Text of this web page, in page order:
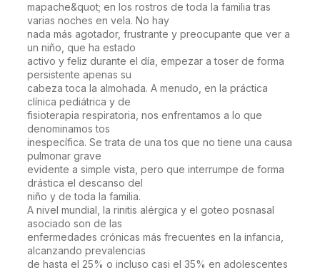
mapache&quot; en los rostros de toda la familia tras
varias noches en vela. No hay
nada más agotador, frustrante y preocupante que ver a
un niño, que ha estado
activo y feliz durante el día, empezar a toser de forma
persistente apenas su
cabeza toca la almohada. A menudo, en la práctica
clínica pediátrica y de
fisioterapia respiratoria, nos enfrentamos a lo que
denominamos tos
inespecífica. Se trata de una tos que no tiene una causa
pulmonar grave
evidente a simple vista, pero que interrumpe de forma
drástica el descanso del
niño y de toda la familia.
A nivel mundial, la rinitis alérgica y el goteo posnasal
asociado son de las
enfermedades crónicas más frecuentes en la infancia,
alcanzando prevalencias
de hasta el 25% o incluso casi el 35% en adolescentes